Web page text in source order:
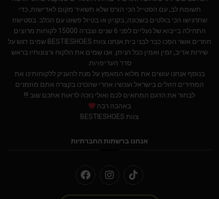
תשומת לב, עם הסטייל הכי הורס שלא תשאיר מקום לאדישות, כדי
שתרגישו הכי בולטים בשכונה, בקניון או בטיול פשוט עם הכלב. בסטישוז
התחילה בייבוא של נעליים לפני 6 שנים וצברה 15000 לקוחות מרוצים
חוזרים אשר הפכו כבר לבני בית.אנחנו צוות BESTIESHOES שמים דגש על
שירות אדיב, זמין ואמין ככל הניתן. אנו שמים את הלקוח ורצונותיו בראש
סדר העדיפויות.
בנוסף אנחנו עושים את מלוא המאמץ על מנת להעניק ללקוחותינו את
המחירים הזולים בישראל.ועכשיו אחרי שהכרנו בקצרה אתם מוזמנים
לבחור את הדגם המתאים לכם ואולי נזכה לראות אתכם שוב !!!
באהבה רבה
צוות BESTIESHOES
אנחנו ברשתות החברתיות